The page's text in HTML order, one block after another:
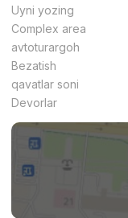
Uyni yozing
Complex area
avtoturargoh
Bezatish
qavatlar soni
Devorlar